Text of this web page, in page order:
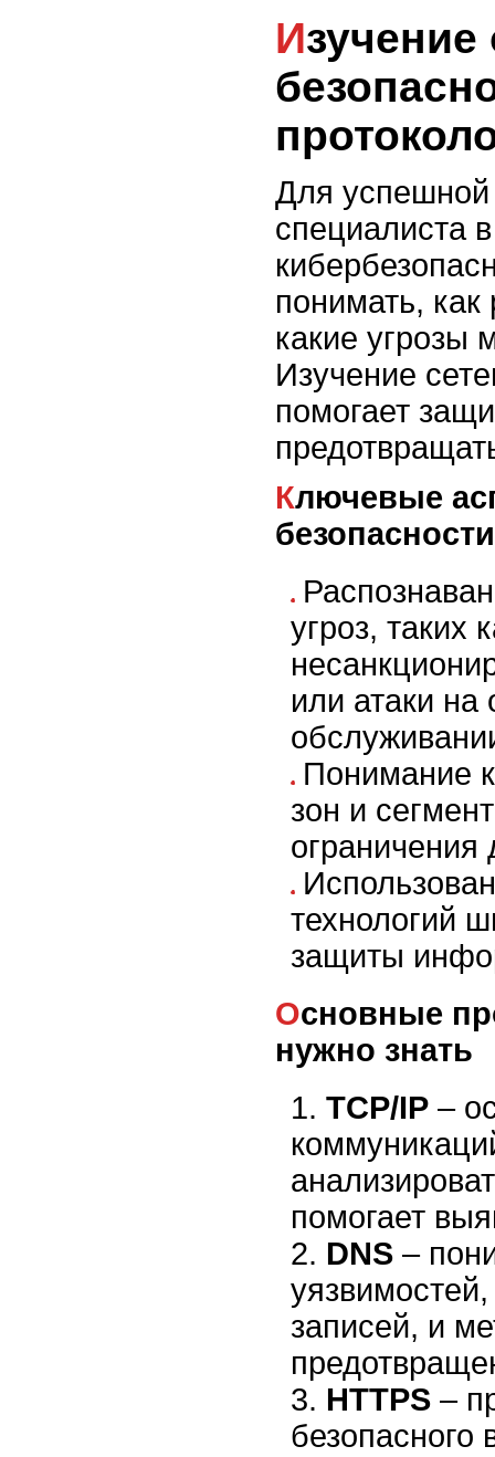
Изучение основ сетевой
Для
специалиста
понимать, как
какие угрозы
Изучение
помогает
Ключевые аспекты сетевой
безопасности
угроз, таких
или атаки на
Понимание
зон и
ограничения
технологий
защиты
Основные протоколы, которые
нужно знать
TCP/IP –
помогает
DNS –
записей, и
HTTPS –
безопасного